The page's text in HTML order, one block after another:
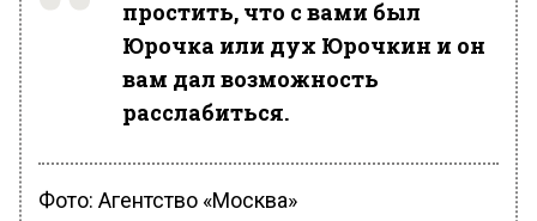
простить, что с вами был
Юрочка или дух Юрочкин и он
вам дал возможность
расслабиться.
Фото: Агентство «Москва»